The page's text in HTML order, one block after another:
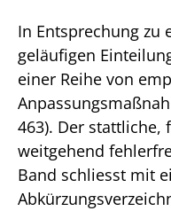
In Entsprechung zu
geläufigen
einer Reihe von
463). Der stattliche,
weitgehend
Band schliesst mit